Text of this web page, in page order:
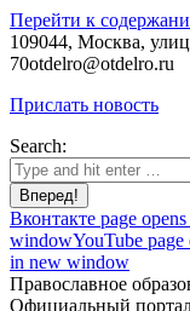
Перейти к
109044, Москва,
70otdelro@otdelro.ru
Прислать новость
Search:
Вконтакте page
windowYouTube
in new window
Православное
Официальный